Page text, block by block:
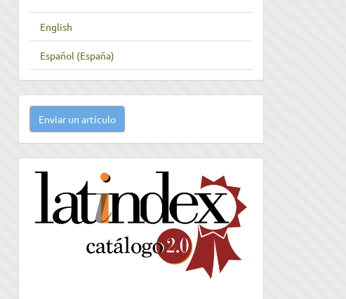
English
Español (España)
Enviar
un
artículo
Enviar un artículo
latindex